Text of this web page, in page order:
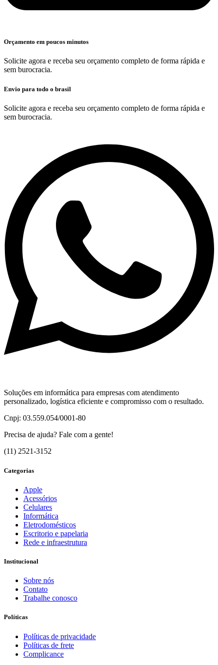
Orçamento em poucos minutos
Solicite agora e receba seu orçamento completo de forma rápida e
sem burocracia.
Envio para todo o brasil
Solicite agora e receba seu orçamento completo de forma rápida e
sem burocracia.
Soluções em informática para empresas com atendimento
personalizado, logística eficiente e compromisso com o resultado.
Cnpj: 03.559.054/0001-80
Precisa de ajuda? Fale com a gente!
(11) 2521-3152
Categorias
Apple
Acessórios
Celulares
Informática
Eletrodomésticos
Escritorio e papelaria
Rede e infraestrutura
Institucional
Sobre nós
Contato
Trabalhe conosco
Políticas
Políticas de privacidade
Políticas de frete
Complicance